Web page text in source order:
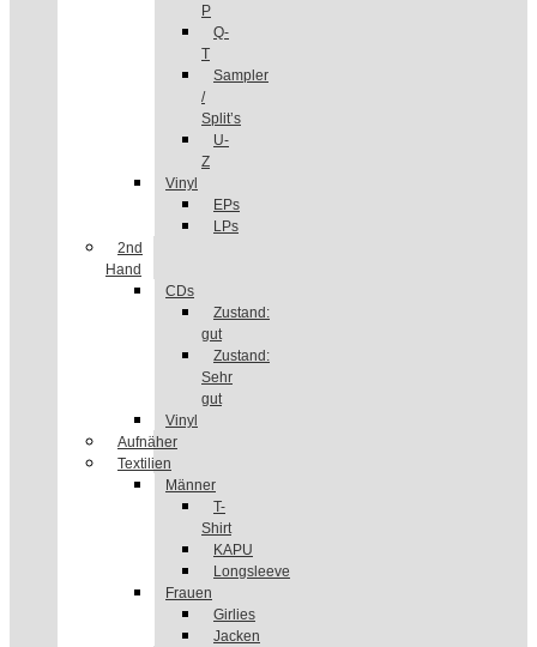
P
Q-
T
Sampler
/
Split’s
U-
Z
Vinyl
EPs
LPs
2nd
Hand
CDs
Zustand:
gut
Zustand:
Sehr
gut
Vinyl
Aufnäher
Textilien
Männer
T-
Shirt
KAPU
Longsleeve
Frauen
Girlies
Jacken